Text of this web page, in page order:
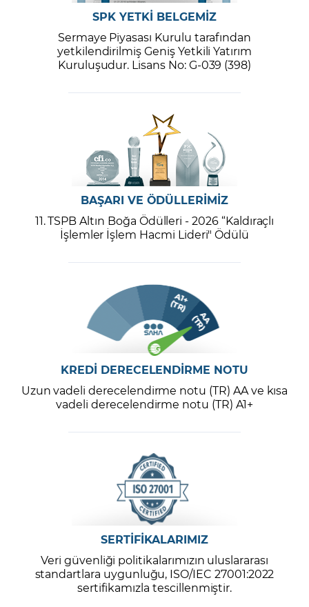
SPK YETKİ BELGEMİZ
Sermaye Piyasası Kurulu tarafından
yetkilendirilmiş Geniş Yetkili Yatırım
Kuruluşudur. Lisans No: G-039 (398)
BAŞARI VE ÖDÜLLERİMİZ
11. TSPB Altın Boğa Ödülleri - 2026 “Kaldıraçlı
İşlemler İşlem Hacmi Lideri" Ödülü
KREDİ DERECELENDİRME NOTU
Uzun vadeli derecelendirme notu (TR) AA ve kısa
vadeli derecelendirme notu (TR) A1+
SERTİFİKALARIMIZ
Veri güvenliği politikalarımızın uluslararası
standartlara uygunluğu, ISO/IEC 27001:2022
sertifikamızla tescillenmiştir.